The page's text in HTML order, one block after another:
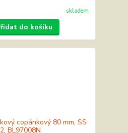
skladem
do košíku